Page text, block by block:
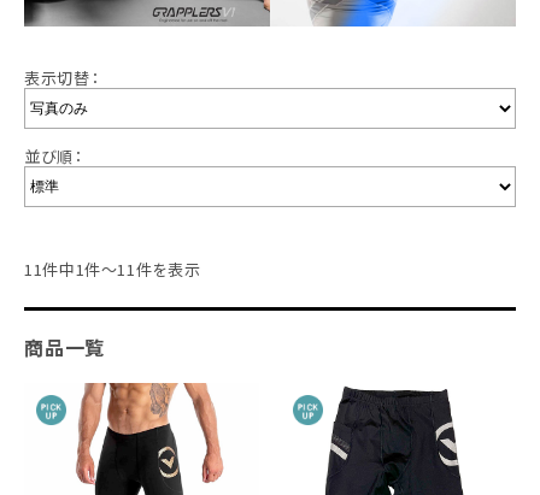
表示切替：
並び順：
11件中1件～11件を表示
商品一覧